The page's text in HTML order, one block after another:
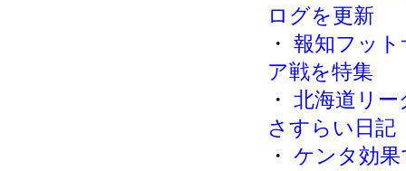
ログを更新
・ 報知フッ
ア戦を特集
・ 北海道リ
さすらい日記
・ ケンタ効